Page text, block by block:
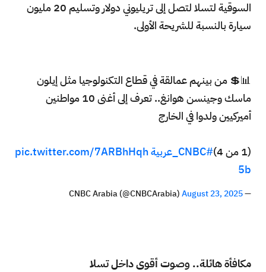
السوقية لتسلا لتصل إلى تريليوني دولار وتسليم 20 مليون
سيارة بالنسبة للشريحة الأولى.
📊💲 من بينهم عمالقة في قطاع التكنولوجيا مثل إيلون
ماسك وجينسن هوانغ.. تعرف إلى أغنى 10 مواطنين
أميركيين ولدوا في الخارج
(1 من 4) #CNBC_عربية
pic.twitter.com/7ARBhHqh
5b
— CNBC Arabia (@CNBCArabia)
August 23, 2025
مكافأة هائلة.. وصوت أقوى داخل تسلا